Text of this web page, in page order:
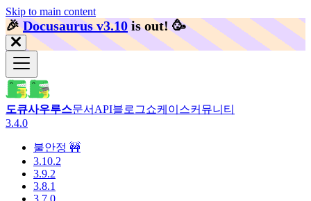
Skip to main content
🎉️Docusaurus v3.10 is out! 🥳️
도큐사우루스문서 API블로그쇼케이스커뮤니티
3.4.0
불안정 🚧
3.10.2
3.9.2
3.8.1
3.7.0